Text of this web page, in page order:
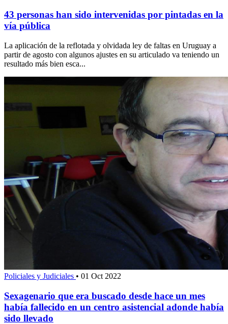
43 personas han sido intervenidas por pintadas en la
vía pública
La aplicación de la reflotada y olvidada ley de faltas en Uruguay a
partir de agosto con algunos ajustes en su articulado va teniendo un
resultado más bien esca...
Policiales y Judiciales • 01 Oct 2022
Sexagenario que era buscado desde hace un mes
había fallecido en un centro asistencial adonde había
sido llevado